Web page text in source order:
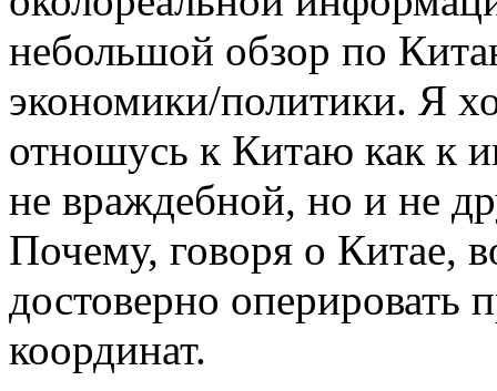
небольшой обзор по
экономики/политики. Я
отношусь к Китаю как к
не враждебной, но и не
Почему, говоря о Китае,
достоверно
координат.